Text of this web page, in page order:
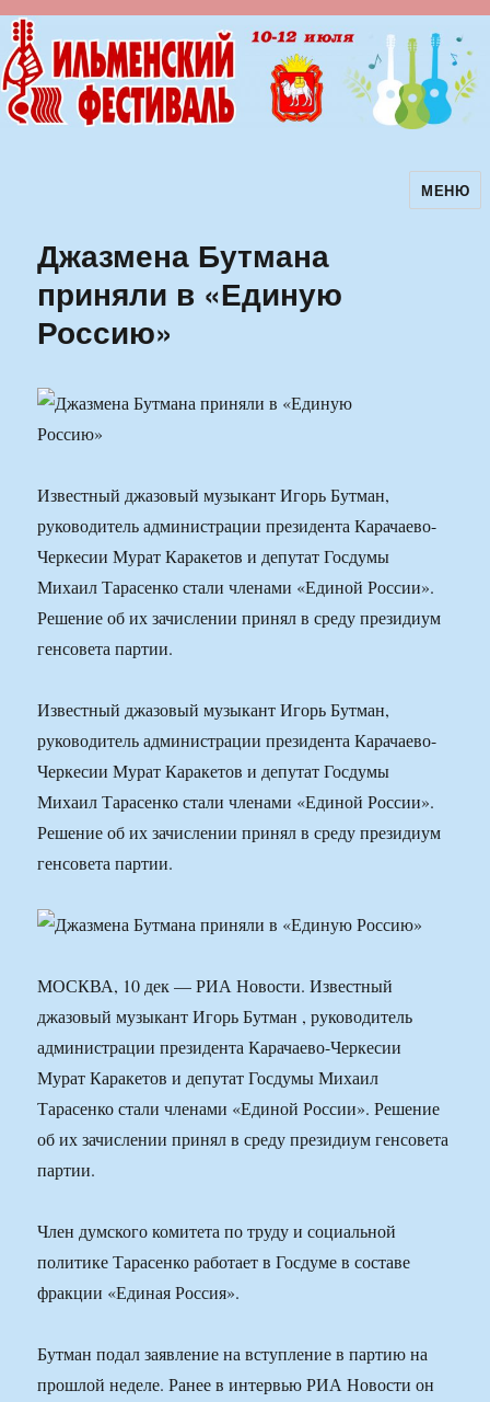
Ильменский фестиваль авторскойМЕНЮ
Джазмена Бутмана
приняли в «Единую
Россию»
Известный джазовый музыкант Игорь Бутман,
руководитель администрации президента Карачаево-
Черкесии Мурат Каракетов и депутат Госдумы
Михаил Тарасенко стали членами «Единой России».
Решение об их зачислении принял в среду президиум
генсовета партии.
Известный джазовый музыкант Игорь Бутман,
руководитель администрации президента Карачаево-
Черкесии Мурат Каракетов и депутат Госдумы
Михаил Тарасенко стали членами «Единой России».
Решение об их зачислении принял в среду президиум
генсовета партии.
МОСКВА, 10 дек — РИА Новости. Известный
джазовый музыкант Игорь Бутман , руководитель
администрации президента Карачаево-Черкесии
Мурат Каракетов и депутат Госдумы Михаил
Тарасенко стали членами «Единой России». Решение
об их зачислении принял в среду президиум генсовета
партии.
Член думского комитета по труду и социальной
политике Тарасенко работает в Госдуме в составе
фракции «Единая Россия».
Бутман подал заявление на вступление в партию на
прошлой неделе. Ранее в интервью РИА Новости он